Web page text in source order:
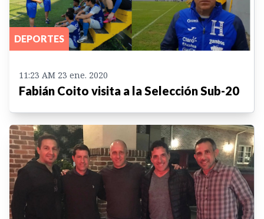
DEPORTES
11:23 AM 23 ene. 2020
Fabián Coito visita a la Selección Sub-20